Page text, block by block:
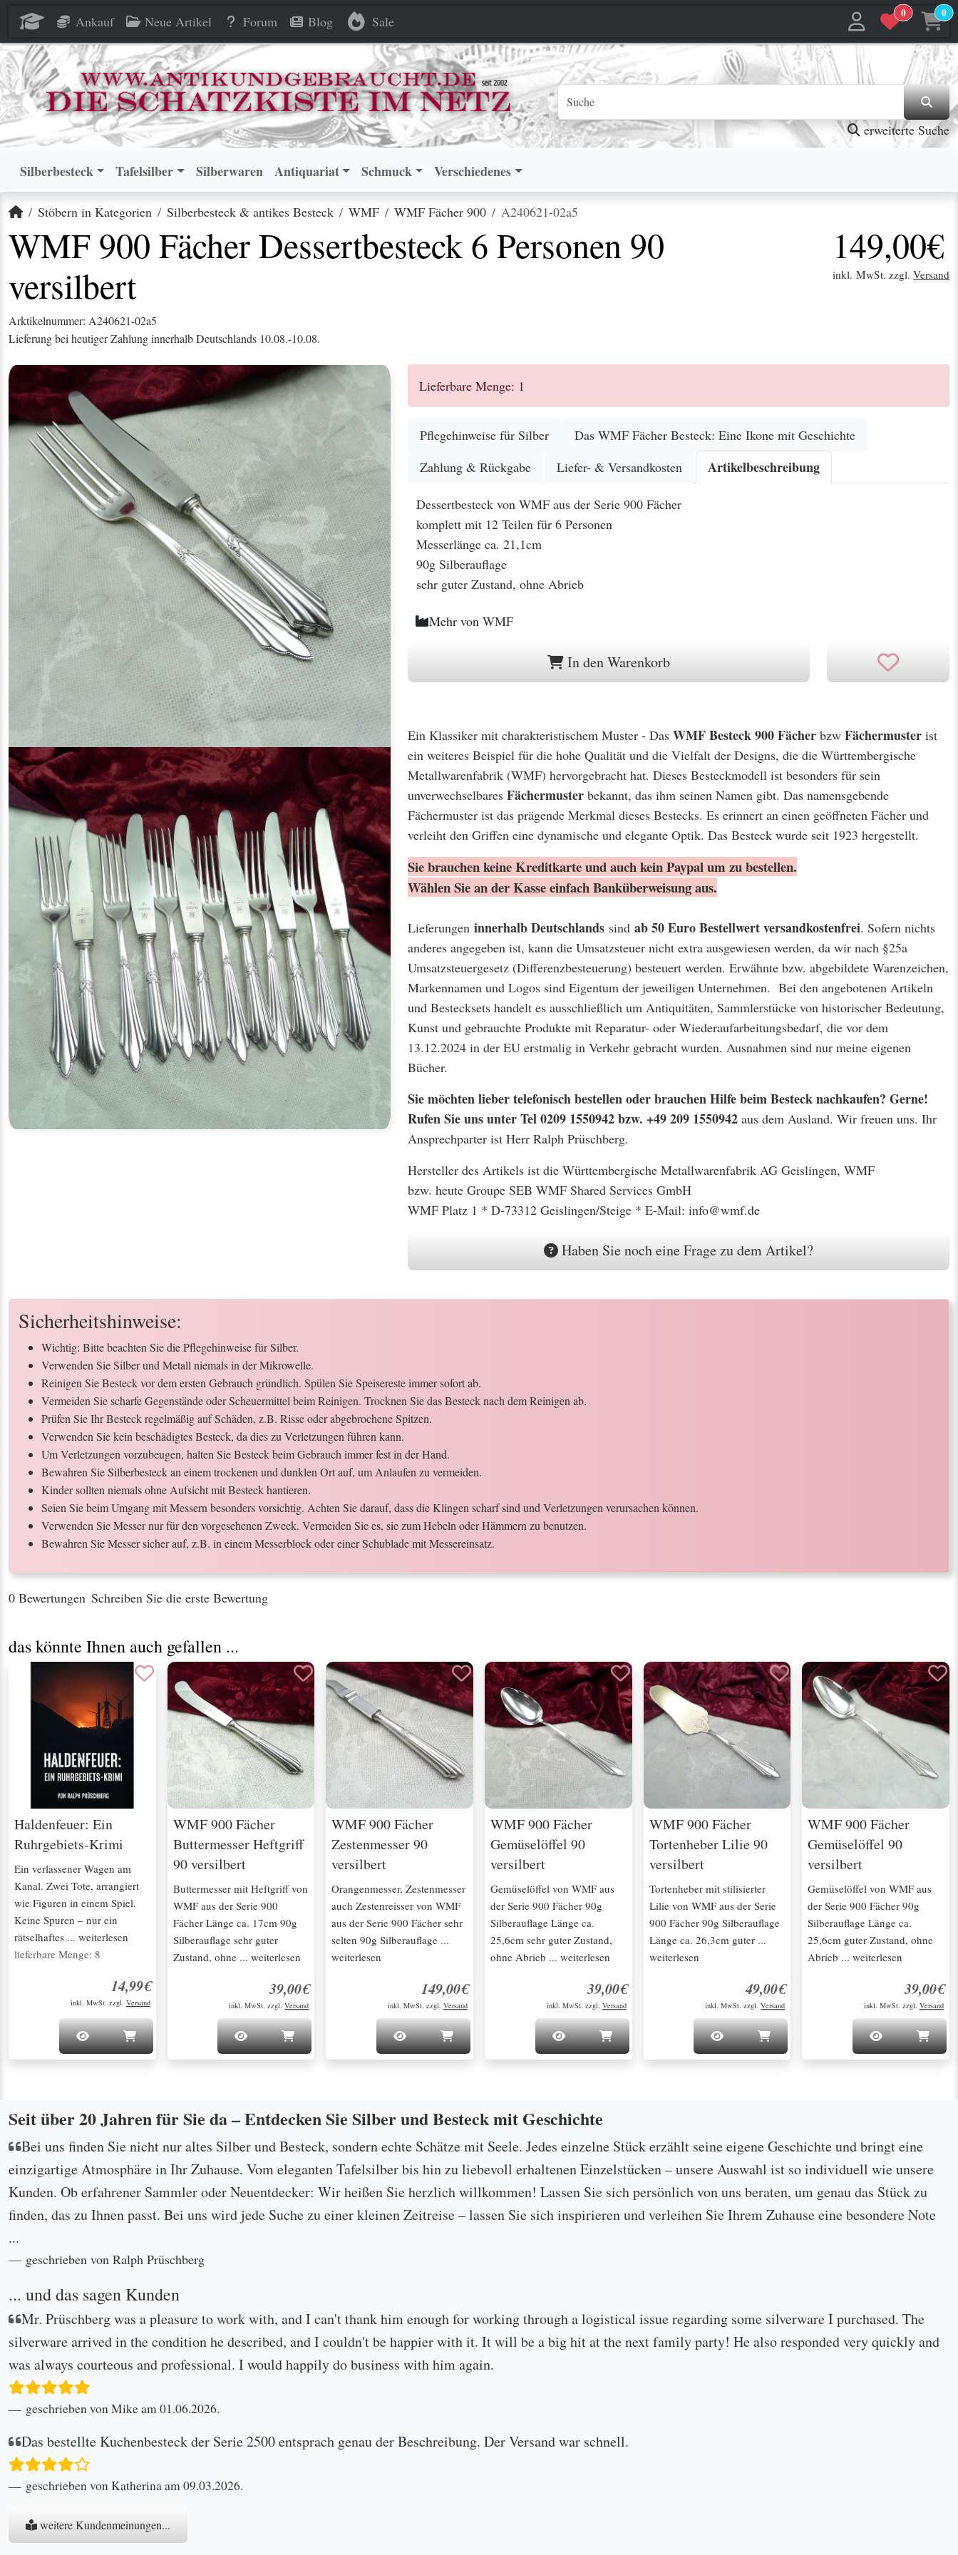
Ankauf Neue Artikel Forum Blog Sale
0 0
erweiterte Suche
Silberbesteck Tafelsilber Silberwaren Antiquariat Schmuck Verschiedenes
Startseite
Stöbern in Kategorien Silberbesteck & antikes Besteck WMF WMF Fächer 900 A240621-02a5
WMF 900 Fächer Dessertbesteck 6 Personen 90
versilbert
149,00€
inkl. MwSt. zzgl. Versand
Arktikelnummer: A240621-02a5
Lieferung bei heutiger Zahlung innerhalb Deutschlands 10.08.-10.08.
Lieferbare Menge: 1
Pflegehinweise für Silber
Das WMF Fächer Besteck: Eine Ikone mit Geschichte
Zahlung & Rückgabe
Liefer- & Versandkosten Artikelbeschreibung
Dessertbesteck von WMF aus der Serie 900 Fächer
komplett mit 12 Teilen für 6 Personen
Messerlänge ca. 21,1cm
90g Silberauflage
sehr guter Zustand, ohne Abrieb
Mehr von WMF
In den Warenkorb
Ein Klassiker mit charakteristischem Muster - Das WMF Besteck 900 Fächer bzw Fächermuster ist
ein weiteres Beispiel für die hohe Qualität und die Vielfalt der Designs, die die Württembergische
Metallwarenfabrik (WMF) hervorgebracht hat. Dieses Besteckmodell ist besonders für sein
unverwechselbares Fächermuster bekannt, das ihm seinen Namen gibt. Das namensgebende
Fächermuster ist das prägende Merkmal dieses Bestecks. Es erinnert an einen geöffneten Fächer und
verleiht den Griffen eine dynamische und elegante Optik. Das Besteck wurde seit 1923 hergestellt.
Sie brauchen keine Kreditkarte und auch kein Paypal um zu bestellen.
Wählen Sie an der Kasse einfach Banküberweisung aus.
Lieferungen innerhalb Deutschlands sind ab 50 Euro Bestellwertversandkostenfrei. Sofern nichts
anderes angegeben ist, kann die Umsatzsteuer nicht extra ausgewiesen werden, da wir nach §25a
Umsatzsteuergesetz (Differenzbesteuerung) besteuert werden. Erwähnte bzw. abgebildete Warenzeichen,
Markennamen und Logos sind Eigentum der jeweiligen Unternehmen. Bei den angebotenen Artikeln
und Bestecksets handelt es ausschließlich um Antiquitäten, Sammlerstücke von historischer Bedeutung,
Kunst und gebrauchte Produkte mit Reparatur- oder Wiederaufarbeitungsbedarf, die vor dem
13.12.2024 in der EU erstmalig in Verkehr gebracht wurden. Ausnahmen sind nur meine eigenen
Bücher.
Sie möchten lieber telefonisch bestellen oder brauchen Hilfe beim Besteck nachkaufen? Gerne!
Rufen Sie uns unter Tel 0209 1550942 bzw. +49 209 1550942 aus dem Ausland. Wir freuen uns. Ihr
Ansprechparter ist Herr Ralph Prüschberg.
Hersteller des Artikels ist die Württembergische Metallwarenfabrik AG Geislingen, WMF
bzw. heute Groupe SEB WMF Shared Services GmbH
WMF Platz 1 * D-73312 Geislingen/Steige * E-Mail: info@wmf.de
Haben Sie noch eine Frage zu dem Artikel?
Sicherheitshinweise:
Wichtig: Bitte beachten Sie die Pflegehinweise für Silber.
Verwenden Sie Silber und Metall niemals in der Mikrowelle.
Reinigen Sie Besteck vor dem ersten Gebrauch gründlich. Spülen Sie Speisereste immer sofort ab.
Vermeiden Sie scharfe Gegenstände oder Scheuermittel beim Reinigen. Trocknen Sie das Besteck nach dem Reinigen ab.
Prüfen Sie Ihr Besteck regelmäßig auf Schäden, z.B. Risse oder abgebrochene Spitzen.
Verwenden Sie kein beschädigtes Besteck, da dies zu Verletzungen führen kann.
Um Verletzungen vorzubeugen, halten Sie Besteck beim Gebrauch immer fest in der Hand.
Bewahren Sie Silberbesteck an einem trockenen und dunklen Ort auf, um Anlaufen zu vermeiden.
Kinder sollten niemals ohne Aufsicht mit Besteck hantieren.
Seien Sie beim Umgang mit Messern besonders vorsichtig. Achten Sie darauf, dass die Klingen scharf sind und Verletzungen verursachen können.
Verwenden Sie Messer nur für den vorgesehenen Zweck. Vermeiden Sie es, sie zum Hebeln oder Hämmern zu benutzen.
Bewahren Sie Messer sicher auf, z.B. in einem Messerblock oder einer Schublade mit Messereinsatz.
0 Bewertungen Schreiben Sie die erste Bewertung
WMF 900 Fächer Dessertbesteck 6 Personen 90 versilbert jetzt in den Warenkorb
WMF 900 Fächer Dessertbesteck 6 Personen 90 versilbert jetzt in den Warenkorb
das könnte Ihnen auch gefallen ...
Haldenfeuer: Ein
Ruhrgebiets-Krimi
Ein verlassener Wagen am
Kanal. Zwei Tote, arrangiert
wie Figuren in einem Spiel.
Keine Spuren – nur ein
rätselhaftes ... weiterlesen
lieferbare Menge: 8
14,99€
inkl. MwSt. zzgl. Versand
WMF 900 Fächer
Buttermesser Heftgriff
90 versilbert
Buttermesser mit Heftgriff von
WMF aus der Serie 900
Fächer Länge ca. 17cm 90g
Silberauflage sehr guter
Zustand, ohne ... weiterlesen
39,00€
inkl. MwSt. zzgl.Versand
WMF 900 Fächer
Zestenmesser 90
versilbert
Orangenmesser, Zestenmesser
auch Zestenreisser von WMF
aus der Serie 900 Fächer sehr
selten 90g Silberauflage ...
weiterlesen
149,00€
inkl. MwSt. zzgl. Versand
WMF 900 Fächer
Gemüselöffel 90
versilbert
Gemüselöffel von WMF aus
der Serie 900 Fächer 90g
Silberauflage Länge ca.
25,6cm sehr guter Zustand,
ohne Abrieb ... weiterlesen
39,00€
inkl. MwSt. zzgl. Versand
WMF 900 Fächer
Tortenheber Lilie 90
versilbert
Tortenheber mit stilisierter
Lilie von WMF aus der Serie
900 Fächer 90g Silberauflage
Länge ca. 26,3cm guter ...
weiterlesen
49,00€
inkl. MwSt. zzgl.Versand
WMF 900 Fächer
Gemüselöffel 90
versilbert
Gemüselöffel von WMF aus
der Serie 900 Fächer 90g
Silberauflage Länge ca.
25,6cm guter Zustand, ohne
Abrieb ... weiterlesen
39,00€
inkl. MwSt. zzgl. Versand
Seit über 20 Jahren für Sie da – Entdecken Sie Silber und Besteck mit Geschichte
Bei uns finden Sie nicht nur altes Silber und Besteck, sondern echte Schätze mit Seele. Jedes einzelne Stück erzählt seine eigene Geschichte und bringt eine
einzigartige Atmosphäre in Ihr Zuhause. Vom eleganten Tafelsilber bis hin zu liebevoll erhaltenen Einzelstücken – unsere Auswahl ist so individuell wie unsere
Kunden. Ob erfahrener Sammler oder Neuentdecker: Wir heißen Sie herzlich willkommen! Lassen Sie sich persönlich von uns beraten, um genau das Stück zu
finden, das zu Ihnen passt. Bei uns wird jede Suche zu einer kleinen Zeitreise – lassen Sie sich inspirieren und verleihen Sie Ihrem Zuhause eine besondere Note
...
geschrieben von Ralph Prüschberg
... und das sagen Kunden
Mr. Prüschberg was a pleasure to work with, and I can't thank him enough for working through a logistical issue regarding some silverware I purchased. The
silverware arrived in the condition he described, and I couldn't be happier with it. It will be a big hit at the next family party! He also responded very quickly and
was always courteous and professional. I would happily do business with him again.
geschrieben von Mike am 01.06.2026.
Das bestellte Kuchenbesteck der Serie 2500 entsprach genau der Beschreibung. Der Versand war schnell.
geschrieben von Katherina am 09.03.2026.
weitere Kundenmeinungen...